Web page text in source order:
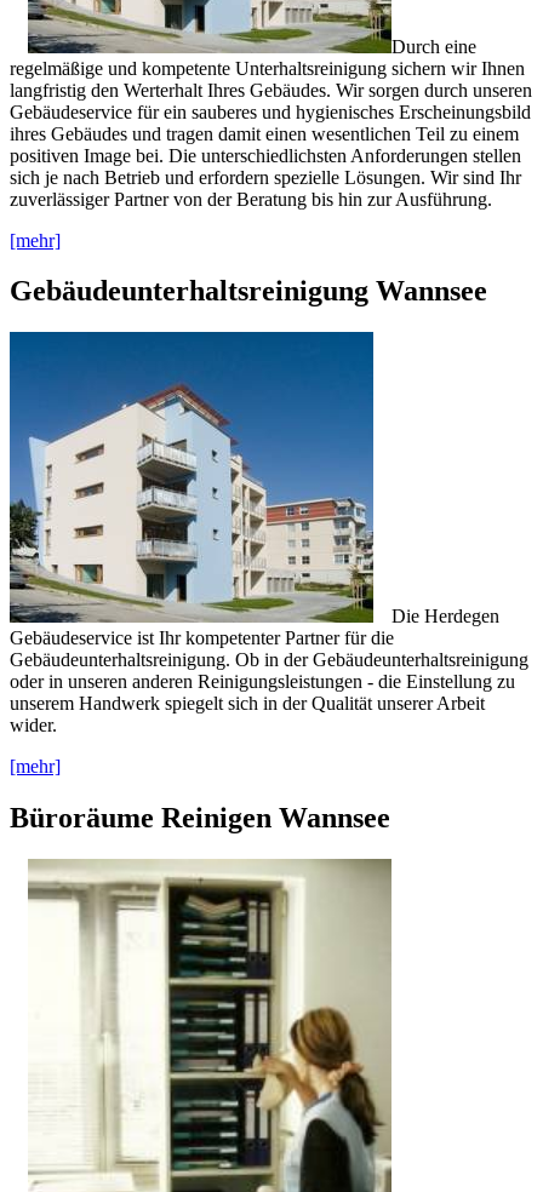
Durch eine
regelmäßige und kompetente Unterhaltsreinigung sichern wir Ihnen
langfristig den Werterhalt Ihres Gebäudes. Wir sorgen durch unseren
Gebäudeservice für ein sauberes und hygienisches Erscheinungsbild
ihres Gebäudes und tragen damit einen wesentlichen Teil zu einem
positiven Image bei. Die unterschiedlichsten Anforderungen stellen
sich je nach Betrieb und erfordern spezielle Lösungen. Wir sind Ihr
zuverlässiger Partner von der Beratung bis hin zur Ausführung.
[mehr]
Gebäudeunterhaltsreinigung Wannsee
Die Herdegen
Gebäudeservice ist Ihr kompetenter Partner für die
Gebäudeunterhaltsreinigung. Ob in der Gebäudeunterhaltsreinigung
oder in unseren anderen Reinigungsleistungen - die Einstellung zu
unserem Handwerk spiegelt sich in der Qualität unserer Arbeit
wider.
[mehr]
Büroräume Reinigen Wannsee